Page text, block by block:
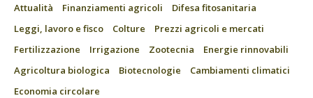
Attualità Finanziamenti agricoli
Difesa fitosanitaria
Leggi, lavoro e fisco
Colture
Prezzi agricoli e mercati
Fertilizzazione
Irrigazione Zootecnia
Energie rinnovabili
Agricoltura biologica
Biotecnologie
Cambiamenti climatici
Economia circolare